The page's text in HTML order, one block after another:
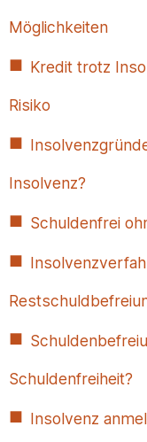
Möglichkeiten
Kredit trotz
Risiko
Insolvenz?
Schuldenfrei
Schuldenfreiheit?
Insolvenz